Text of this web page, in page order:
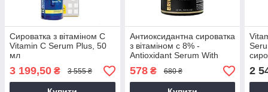
Сироватка з вітаміном С
Vitamin C Serum Plus, 50
мл
3 199,50 ₴ 3 555 ₴
Антиоксидантна сироватка
з вітаміном с 8% -
Antioxidant Serum With
Vitamin C 8%, 30 мл
578₴ 680 ₴
10
2